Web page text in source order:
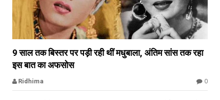

9 साल तक बिस्तर पर पड़ी रही थीं मधुबाला, अंतिम सांस तक रहा
इस बात का अफसोस
Ridhima 0
Madhubala